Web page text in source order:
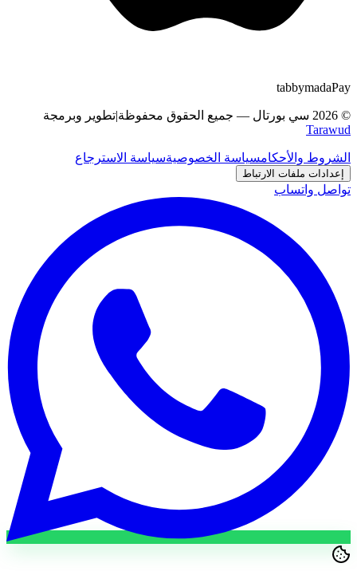
Pay
mada
tabby
©
2026 سي بورتال — جميع الحقوق محفوظة|تطوير وبرمجة
Tarawud
الشروط والأحكامسياسة الخصوصيةسياسة الاسترجاع
إعدادات ملفات الارتباط
تواصل واتساب